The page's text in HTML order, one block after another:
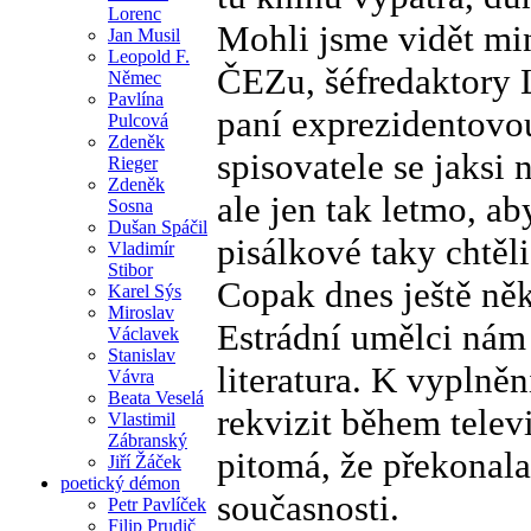
Lorenc
Jan Musil
Leopold F.
Němec
Pavlína
Pulcová
Zdeněk
Rieger
Zdeněk
Sosna
Dušan Spáčil
Vladimír
Stibor
Karel Sýs
Miroslav
Václavek
Stanislav
Vávra
Beata Veselá
Vlastimil
Zábranský
Jiří Žáček
poetický démon
Petr Pavlíček
Filip Prudič
Mohli jsme vidět
ČEZu, šéfredaktory
paní
spisovatele se jaksi
ale jen tak letmo,
pisálkové taky
Copak dnes ještě
Estrádní umělci
literatura. K
rekvizit během
pitomá, že
současnosti.